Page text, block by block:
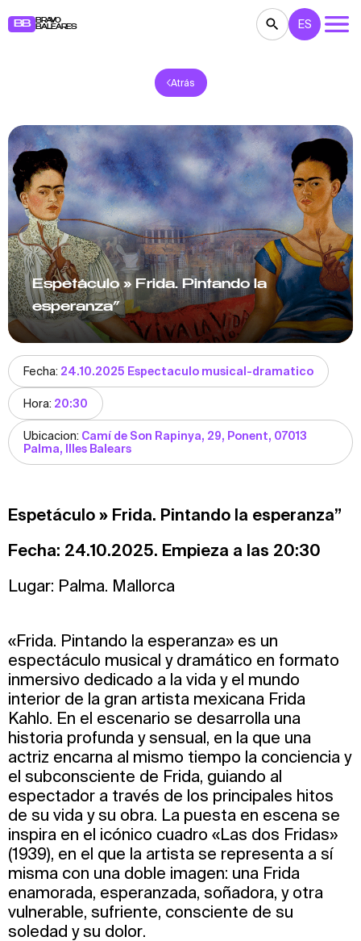
BB
BRAVO
BALEARES
TEATRO
RESTAURANTES MERCADILLOS FIESTAS
PARA NIÑOS BB NOTE
ES
Atrás
Espetáculo » Frida. Pintando la
esperanza”
Fecha: 24.10.2025 Espectaculo musical-dramatico
Hora: 20:30
Ubicacion: Camí de Son Rapinya, 29, Ponent, 07013
Palma, Illes Balears
Espetáculo » Frida. Pintando la esperanza”
Fecha: 24.10.2025. Empieza a las 20:30
Lugar: Palma. Mallorca
«Frida. Pintando la esperanza» es un
espectáculo musical y dramático en formato
inmersivo dedicado a la vida y el mundo
interior de la gran artista mexicana Frida
Kahlo. En el escenario se desarrolla una
historia profunda y sensual, en la que una
actriz encarna al mismo tiempo la conciencia y
el subconsciente de Frida, guiando al
espectador a través de los principales hitos
de su vida y su obra. La puesta en escena se
inspira en el icónico cuadro «Las dos Fridas»
(1939), en el que la artista se representa a sí
misma con una doble imagen: una Frida
enamorada, esperanzada, soñadora, y otra
vulnerable, sufriente, consciente de su
soledad y su dolor.